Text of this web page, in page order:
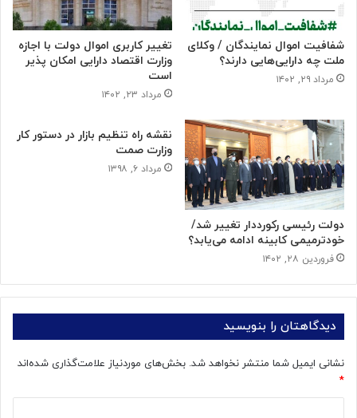
شفافیت اموال نمایندگان / وکلای
ملت چه دارایی‌هایی دارند؟
مرداد ۲۹, ۱۴۰۲
تغییر کاربری اموال دولت با اجازه
وزارت اقتصاد دارایی امکان پذیر
است
مرداد ۲۳, ۱۴۰۲
دولت رئیسی رکورددار تغییر شد/
خودترمیمی کابینه ادامه می‌یابد؟
فروردین ۲۸, ۱۴۰۲
نقشه راه تنظیم بازار در دستور کار
وزارت صمت
مرداد ۶, ۱۳۹۸
دیدگاهتان را بنویسید
نشانی ایمیل شما منتشر نخواهد شد. بخش‌های موردنیاز علامت‌گذاری شده‌اند
*